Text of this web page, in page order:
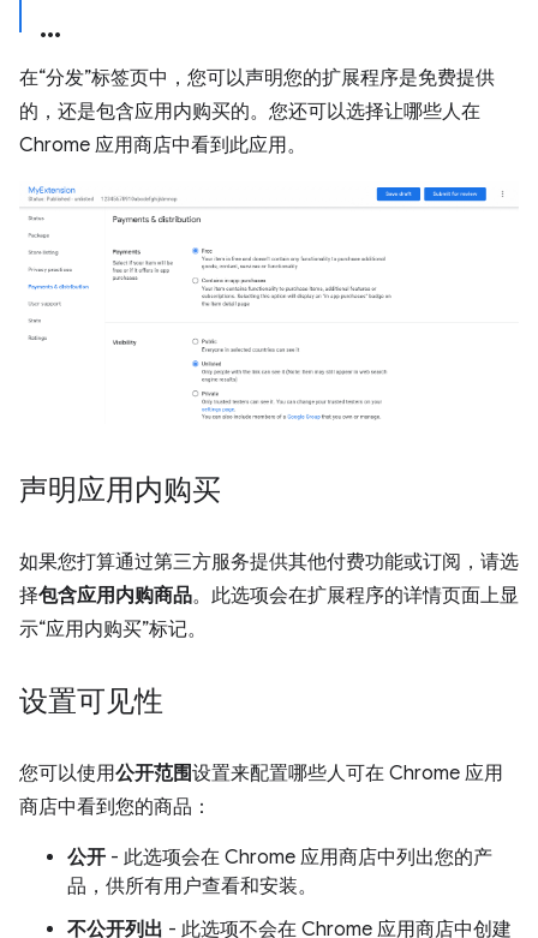
在“分发”标签页中，您可以声明您的扩展程序是免费提供
的，还是包含应用内购买的。您还可以选择让哪些人在
Chrome 应用商店中看到此应用。
声明应用内购买
如果您打算通过第三方服务提供其他付费功能或订阅，请选
择包含应用内购商品。此选项会在扩展程序的详情页面上显
示“应用内购买”标记。
设置可见性
您可以使用公开范围设置来配置哪些人可在 Chrome 应用
商店中看到您的商品：
公开 - 此选项会在 Chrome 应用商店中列出您的产
品，供所有用户查看和安装。
不公开列出 - 此选项不会在 Chrome 应用商店中创建